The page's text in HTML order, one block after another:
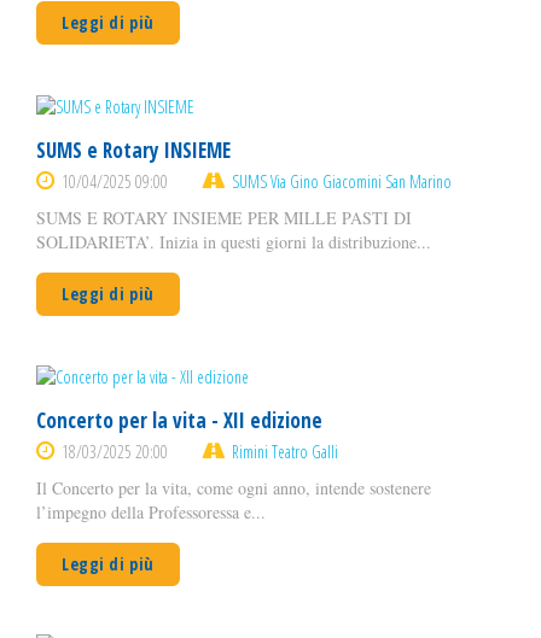
Leggi di più
SUMS e Rotary INSIEME
10/04/2025 09:00
SUMS Via Gino Giacomini San Marino
SUMS E ROTARY INSIEME PER MILLE PASTI DI
SOLIDARIETA’. Inizia in questi giorni la distribuzione...
Leggi di più
Concerto per la vita - XII edizione
18/03/2025 20:00
Rimini Teatro Galli
Il Concerto per la vita, come ogni anno, intende sostenere
l’impegno della Professoressa e...
Leggi di più